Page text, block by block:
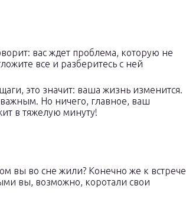
вас ждет проблема, которую не
все и разберитесь с ней
это значит: ваша жизнь изменится.
Но ничего, главное, ваш
в тяжелую минуту!
вы во сне жили? Конечно же к встрече
вы, возможно, коротали свои